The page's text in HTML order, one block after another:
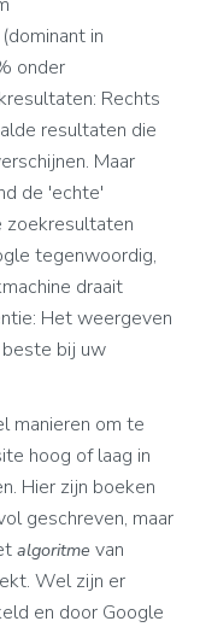
in
onder
Rechts
resultaten die
Maar
de 'echte'
zoekresultaten
tegenwoordig,
draait
Het weergeven
bij uw
manieren om te
hoog of laag in
Hier zijn boeken
geschreven, maar
algoritme van
Wel zijn er
en door Google